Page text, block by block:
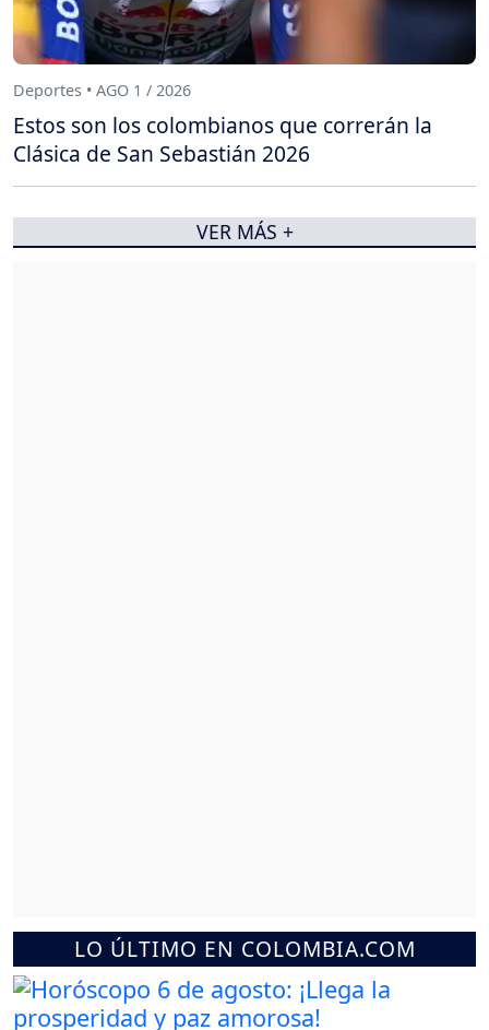
LO ÚLTIMO EN COLOMBIA.COM
Deportes • AGO 1 / 2026
Estos son los colombianos que correrán la
Clásica de San Sebastián 2026
VER MÁS +